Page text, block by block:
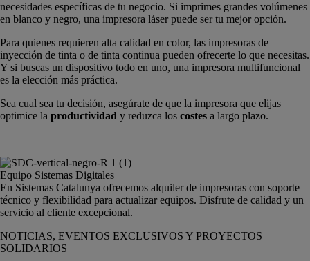
necesidades específicas de tu negocio. Si imprimes grandes volúmenes
en blanco y negro, una impresora láser puede ser tu mejor opción.
Para quienes requieren alta calidad en color, las impresoras de
inyección de tinta o de tinta continua pueden ofrecerte lo que necesitas.
Y si buscas un dispositivo todo en uno, una impresora multifuncional
es la elección más práctica.
Sea cual sea tu decisión, asegúrate de que la impresora que elijas
optimice la productividad y reduzca los costes a largo plazo.
Equipo Sistemas Digitales
En Sistemas Catalunya ofrecemos alquiler de impresoras con soporte
técnico y flexibilidad para actualizar equipos. Disfrute de calidad y un
servicio al cliente excepcional.
NOTICIAS, EVENTOS EXCLUSIVOS Y PROYECTOS
SOLIDARIOS